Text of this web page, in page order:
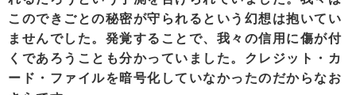
このできごとの秘密が守られるという幻想は抱いてい
ませんでした。発覚することで、我々の信用に傷が付
くであろうことも分かっていました。クレジット・カ
ード・ファイルを暗号化していなかったのだからなお